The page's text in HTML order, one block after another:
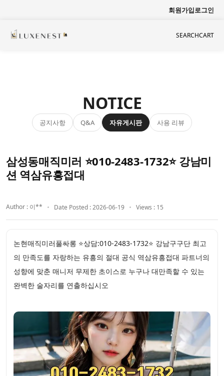
회원가입로그인
SEARCHCART
NOTICE
공지사항 Q&A 자유게시판 사용 리뷰
삼성동매직미러 ⭐010-2483-1732⭐ 강남미
션 역삼유흥접대
Author : 이** Date Posted : 2026-06-19 Views : 15
논현매직미러풀싸롱 ⭐상담:010-2483-1732⭐ 강남구구단 최고
의 만족도를 자랑하는 유흥의 절대 공식 역삼유흥접대 파트너의
성향에 맞춘 매니저 무제한 초이스로 누구나 대만족할 수 있는
완벽한 술자리를 연출하십시오